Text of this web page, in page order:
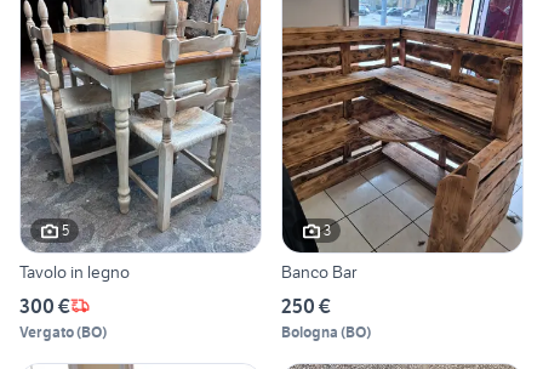
5
Tavolo in legno
300 €
Vergato(BO)
3
Banco Bar
250 €
Bologna (BO)